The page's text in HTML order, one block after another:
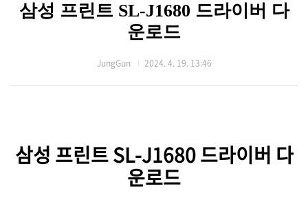
삼성 프린트 SL-J1680 드라이버 다
운로드
JungGun 2024. 4. 19. 13:46
삼성 프린트 SL-J1680 드라이버 다
운로드